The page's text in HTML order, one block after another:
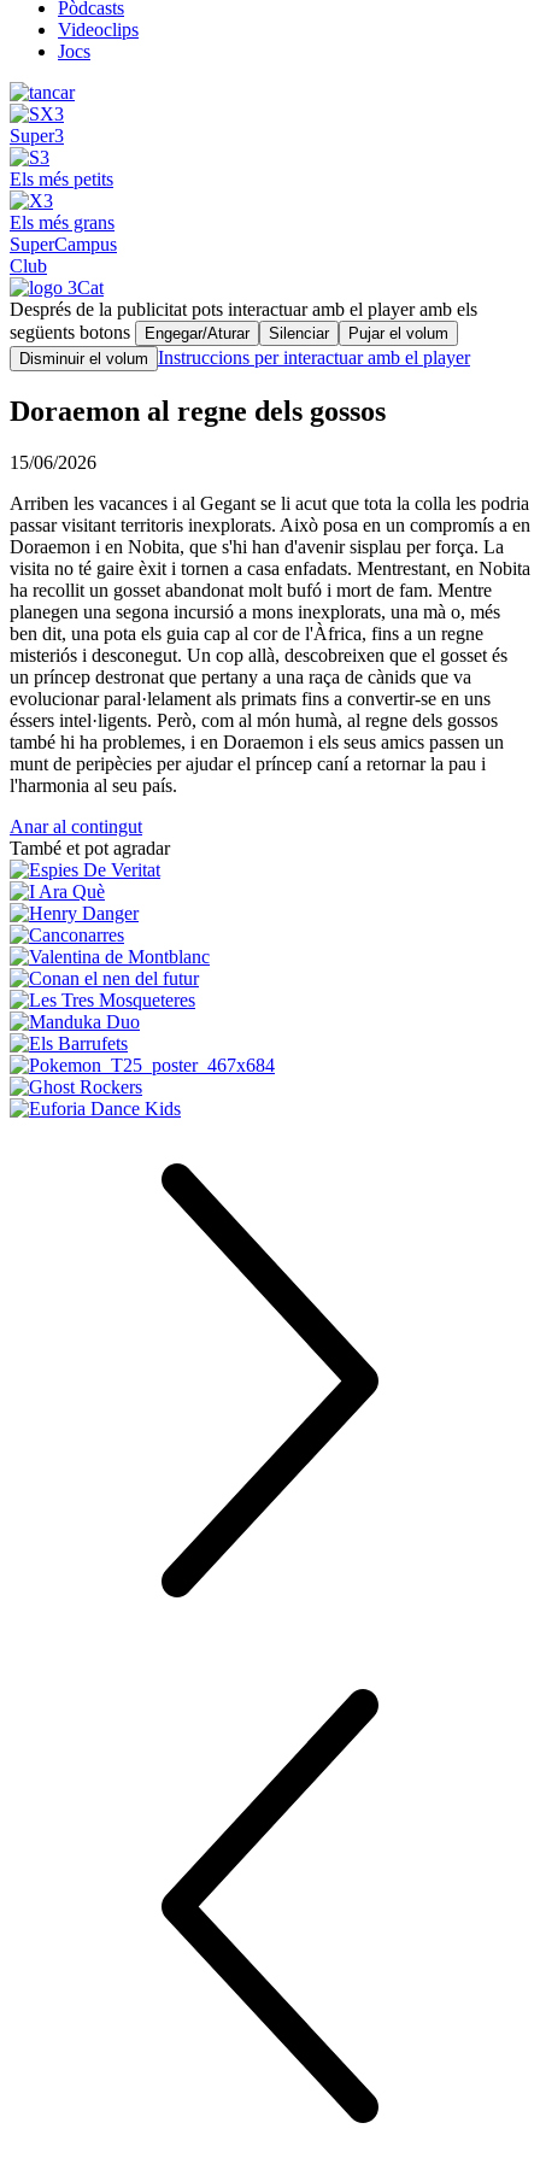
Pòdcasts
Videoclips
Jocs
Super3
Els més petits
Els més grans
SuperCampus
Club
Després de la publicitat pots interactuar amb el player amb els
següents botons
Engegar/Aturar Silenciar
Pujar el volum
Disminuir el volum Instruccions per interactuar amb el player
Doraemon al regne dels gossos
15/06/2026
Arriben les vacances i al Gegant se li acut que tota la colla les podria
passar visitant territoris inexplorats. Això posa en un compromís a en
Doraemon i en Nobita, que s'hi han d'avenir sisplau per força. La
visita no té gaire èxit i tornen a casa enfadats. Mentrestant, en Nobita
ha recollit un gosset abandonat molt bufó i mort de fam. Mentre
planegen una segona incursió a mons inexplorats, una mà o, més
ben dit, una pota els guia cap al cor de l'Àfrica, fins a un regne
misteriós i desconegut. Un cop allà, descobreixen que el gosset és
un príncep destronat que pertany a una raça de cànids que va
evolucionar paral·lelament als primats fins a convertir-se en uns
éssers intel·ligents. Però, com al món humà, al regne dels gossos
també hi ha problemes, i en Doraemon i els seus amics passen un
munt de peripècies per ajudar el príncep caní a retornar la pau i
l'harmonia al seu país.
Anar al contingut
També et pot agradar